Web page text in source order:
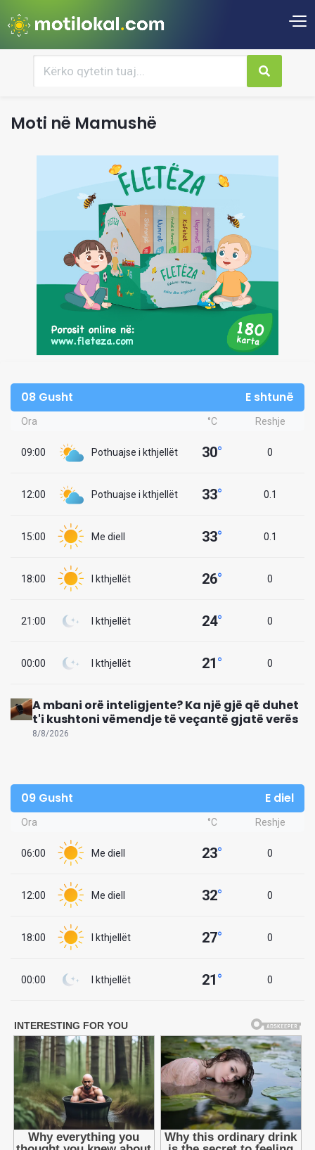
Moti në Mamushë
08 Gusht E shtunë
Ora °C Reshje
09:00 Pothuajse i kthjellët 30° 0
12:00 Pothuajse i kthjellët 33° 0.1
15:00 Me diell 33° 0.1
18:00 I kthjellët 26° 0
21:00 I kthjellët 24° 0
00:00 I kthjellët 21° 0
A mbani orë inteligjente? Ka një gjë që duhet
t'i kushtoni vëmendje të veçantë gjatë verës
8/8/2026
09 Gusht E diel
Ora °C Reshje
06:00 Me diell 23° 0
12:00 Me diell 32° 0
18:00 I kthjellët 27° 0
00:00 I kthjellët 21° 0